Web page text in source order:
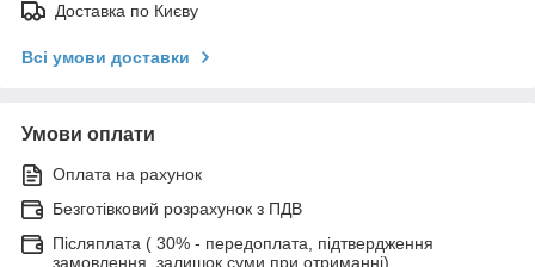
Доставка по Києву
Всі умови доставки
Умови оплати
Оплата на рахунок
Безготівковий розрахунок з ПДВ
Післяплата ( 30% - передоплата, підтвердження
замовлення, залишок суми при отриманні)